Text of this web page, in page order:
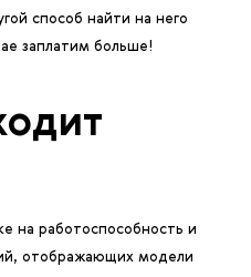
способ найти на него
заплатим больше!
на работоспособность и
отображающих модели